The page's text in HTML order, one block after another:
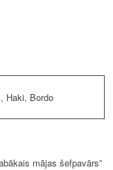
Haki, Bordo
mājas šefpavārs”